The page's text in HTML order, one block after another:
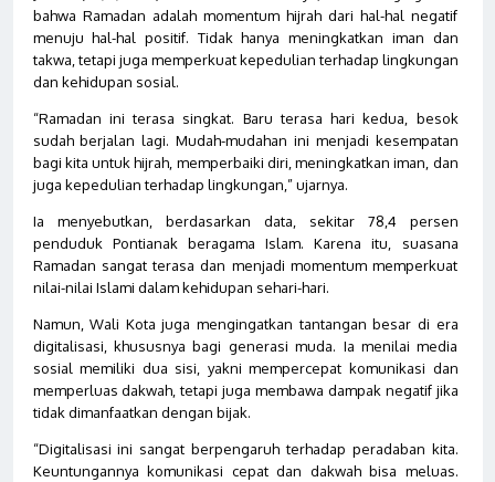
bahwa Ramadan adalah momentum hijrah dari hal-hal negatif
menuju hal-hal positif. Tidak hanya meningkatkan iman dan
takwa, tetapi juga memperkuat kepedulian terhadap lingkungan
dan kehidupan sosial.
“Ramadan ini terasa singkat. Baru terasa hari kedua, besok
sudah berjalan lagi. Mudah-mudahan ini menjadi kesempatan
bagi kita untuk hijrah, memperbaiki diri, meningkatkan iman, dan
juga kepedulian terhadap lingkungan,” ujarnya.
Ia menyebutkan, berdasarkan data, sekitar 78,4 persen
penduduk Pontianak beragama Islam. Karena itu, suasana
Ramadan sangat terasa dan menjadi momentum memperkuat
nilai-nilai Islami dalam kehidupan sehari-hari.
Namun, Wali Kota juga mengingatkan tantangan besar di era
digitalisasi, khususnya bagi generasi muda. Ia menilai media
sosial memiliki dua sisi, yakni mempercepat komunikasi dan
memperluas dakwah, tetapi juga membawa dampak negatif jika
tidak dimanfaatkan dengan bijak.
“Digitalisasi ini sangat berpengaruh terhadap peradaban kita.
Keuntungannya komunikasi cepat dan dakwah bisa meluas.